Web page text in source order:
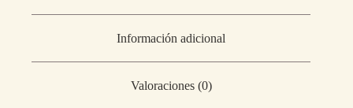
Información adicional
Valoraciones (0)